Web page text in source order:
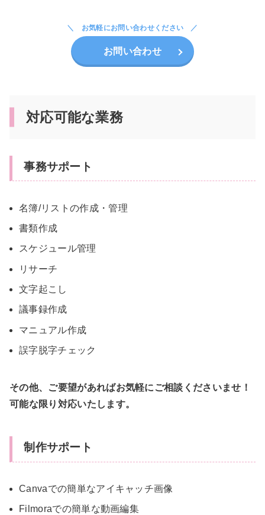
お気軽にお問い合わせください
お問い合わせ
対応可能な業務
事務サポート
名簿/リストの作成・管理
書類作成
スケジュール管理
リサーチ
文字起こし
議事録作成
マニュアル作成
誤字脱字チェック
その他、ご要望があればお気軽にご相談くださいませ！
可能な限り対応いたします。
制作サポート
Canvaでの簡単なアイキャッチ画像
Filmoraでの簡単な動画編集